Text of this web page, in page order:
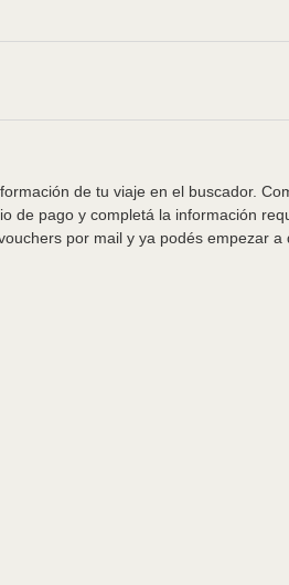
de tu viaje en el buscador.
pago y completá la información
por mail y ya podés empezar a